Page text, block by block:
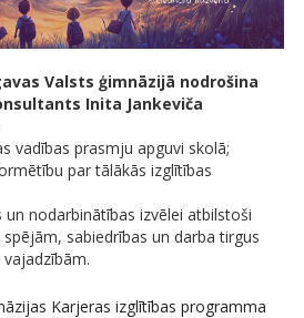
Valsts ģimnāzijā nodrošina
Inita Jankeviča
vadības prasmju apguvi skolā;
par tālākās izglītības
nodarbinātības izvēlei atbilstoši
sabiedrības un darba tirgus
Karjeras izglītības programma